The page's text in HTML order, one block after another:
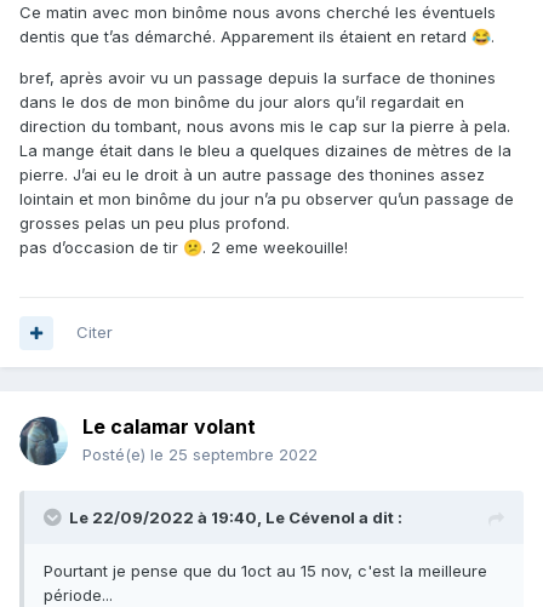
Ce matin avec mon binôme nous avons cherché les éventuels
dentis que t’as démarché. Apparement ils étaient en retard 😂.
bref, après avoir vu un passage depuis la surface de thonines
dans le dos de mon binôme du jour alors qu’il regardait en
direction du tombant, nous avons mis le cap sur la pierre à pela.
La mange était dans le bleu a quelques dizaines de mètres de la
pierre. J’ai eu le droit à un autre passage des thonines assez
lointain et mon binôme du jour n’a pu observer qu’un passage de
grosses pelas un peu plus profond.
pas d’occasion de tir 😕. 2 eme weekouille!
Citer
Le calamar volant
Posté(e) le 25 septembre 2022
Le 22/09/2022 à 19:40, Le Cévenol a dit :
Pourtant je pense que du 1oct au 15 nov, c'est la meilleure
période...